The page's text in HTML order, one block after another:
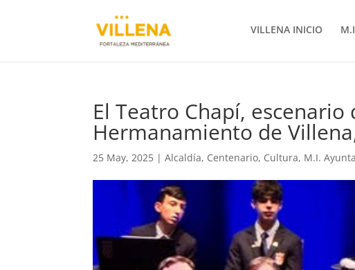
VILLENA INICIO
El Teatro Chapí,
Hermanamiento de
25 May, 2025 |Alcaldía, Centenario, Cultura, M.I.